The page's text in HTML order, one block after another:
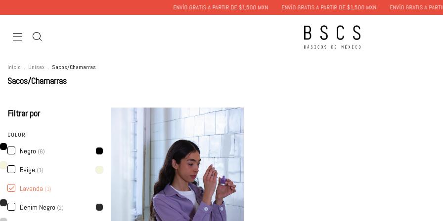
ENVÍO GRATIS A PARTIR DE $1,500 MXN ENVÍO GRATIS A PARTIR DE $1,500 MXN ENVÍO GRATIS A PARTIR
Inicio . Unisex . Sacos/Chamarras
Sacos/Chamarras
Filtrar por
COLOR
Negro (6)
Beige (1)
Lavanda (1)
Denim Negro (2)